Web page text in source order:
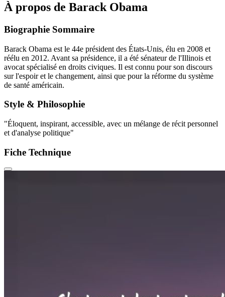
À propos de Barack Obama
Biographie Sommaire
Barack Obama est le 44e président des États-Unis, élu en 2008 et
réélu en 2012. Avant sa présidence, il a été sénateur de l'Illinois et
avocat spécialisé en droits civiques. Il est connu pour son discours
sur l'espoir et le changement, ainsi que pour la réforme du système
de santé américain.
Style & Philosophie
"Éloquent, inspirant, accessible, avec un mélange de récit personnel
et d'analyse politique"
Fiche Technique